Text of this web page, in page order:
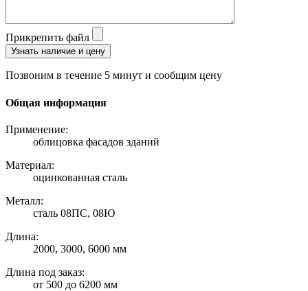
Прикрепить файл
Узнать наличие и цену
Позвоним в течение 5 минут и сообщим цену
Общая информация
Применение:
облицовка фасадов зданий
Материал:
оцинкованная сталь
Металл:
сталь 08ПС, 08Ю
Длина:
2000, 3000, 6000 мм
Длина под заказ:
от 500 до 6200 мм